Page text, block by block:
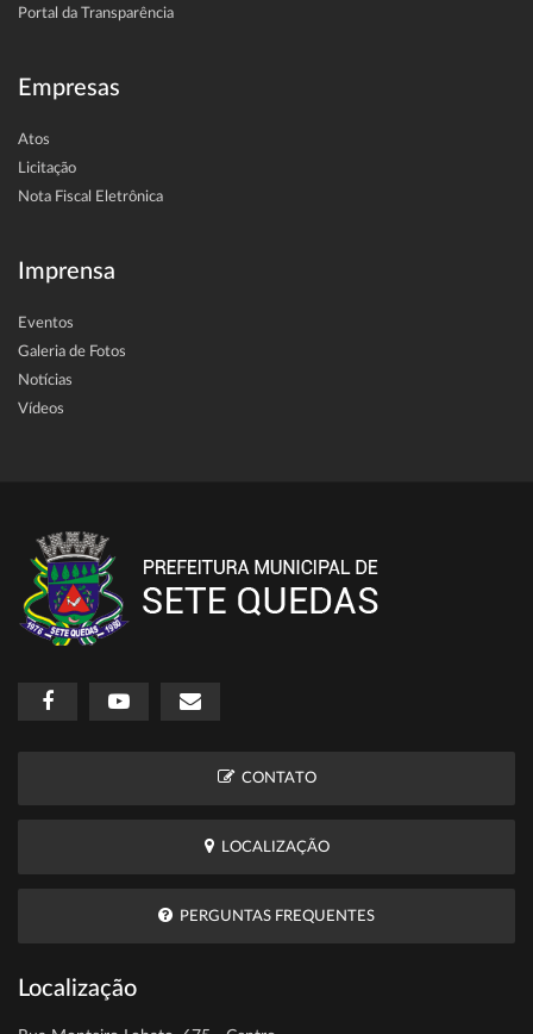
Portal da Transparência
Empresas
Atos
Licitação
Nota Fiscal Eletrônica
Imprensa
Eventos
Galeria de Fotos
Notícias
Vídeos
CONTATO
LOCALIZAÇÃO
PERGUNTAS FREQUENTES
Localização